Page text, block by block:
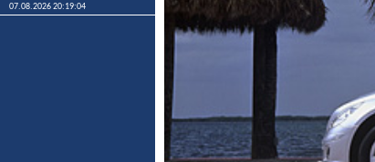
07.08.2026 20:19:04